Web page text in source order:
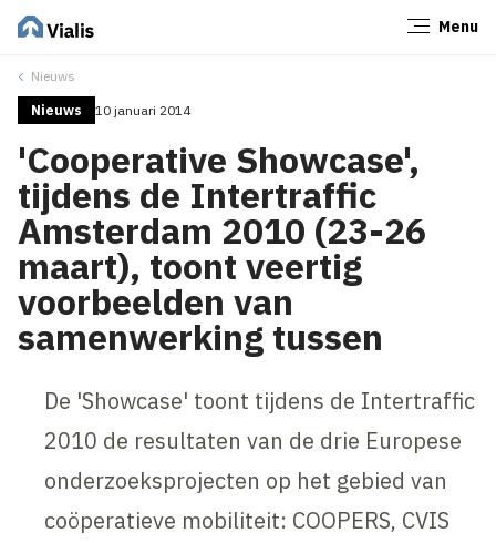
Menu
Nieuws
Nieuws 10 januari 2014
'Cooperative Showcase',
tijdens de Intertraffic
Amsterdam 2010 (23-26
maart), toont veertig
voorbeelden van
samenwerking tussen
De 'Showcase' toont tijdens de Intertraffic
2010 de resultaten van de drie Europese
onderzoeksprojecten op het gebied van
coöperatieve mobiliteit: COOPERS, CVIS
Sluiten